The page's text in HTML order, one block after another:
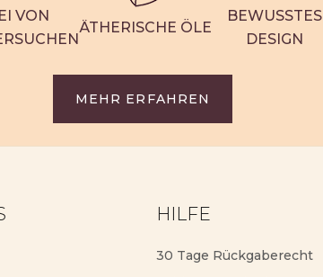
VON
ÄTHERISCHE ÖLE
BEWUSSTES
DESIGN
MEHR ERFAHREN
HILFE
30 Tage Rückgaberecht